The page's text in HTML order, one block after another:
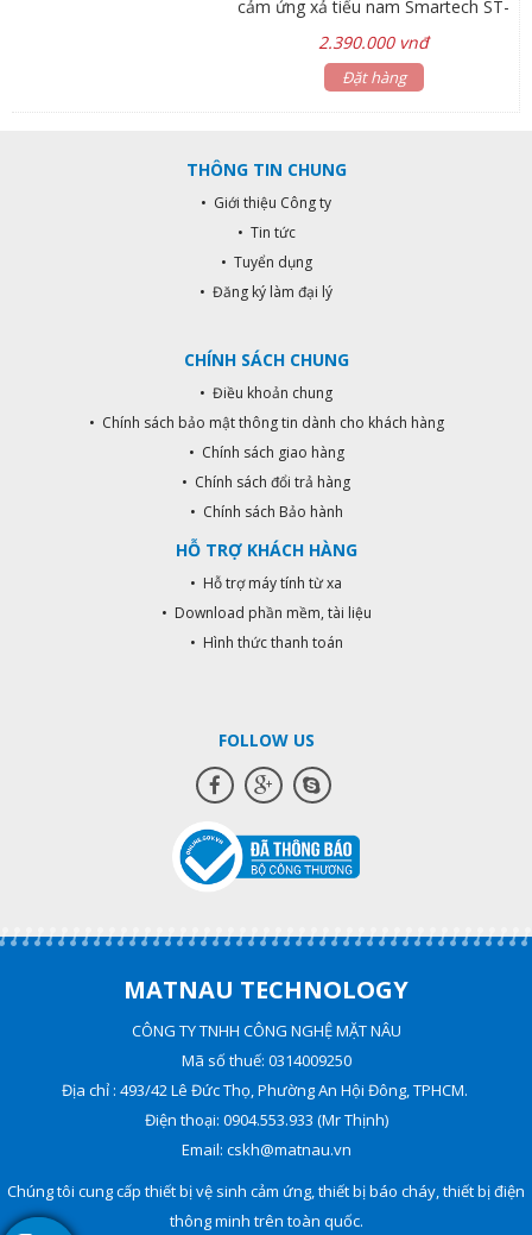
cảm ứng xả tiểu nam Smartech ST-
U400 hoạt động bằng công nghệ
cảm ứng hồng ngoại thông minh.
Với thiết bị này, bồn tiểu sẽ tự động
ST-U400 sử dụng cả pin và điện
đảm bảo cho thiết bị hoạt động
một cách liên tục ngay cả khi có sự
cố mất điện. Vỏ ngoài được thiết kế
thẩm mỹ và sang trọng, làm bằng
inox siêu bền. Công nghệ hybrid
biệt, với giá rẻ như van xả thủ công,
nhà vệ sinh gia đình, nơi công cộng
đã có thể trở nên thông minh, hiện
đại hơn, mang đến sự tiện nghi và
thoải mái.
2.390.000 vnđ
Đặt hàng
THÔNG TIN CHUNG
• Giới thiệu Công ty
• Tin tức
• Tuyển dụng
• Đăng ký làm đại lý
CHÍNH SÁCH CHUNG
• Điều khoản chung
• Chính sách bảo mật thông tin dành cho khách hàng
• Chính sách giao hàng
• Chính sách đổi trả hàng
• Chính sách Bảo hành
HỖ TRỢ KHÁCH HÀNG
• Hỗ trợ máy tính từ xa
• Download phần mềm, tài liệu
• Hình thức thanh toán
FOLLOW US
MATNAU TECHNOLOGY
CÔNG TY TNHH CÔNG NGHỆ MẶT NÂU
Mã số thuế: 0314009250
Địa chỉ : 493/42 Lê Đức Thọ, Phường An Hội Đông, TPHCM.
Điện thoại: 0904.553.933 (Mr Thịnh)
Email: cskh@matnau.vn
Chúng tôi cung cấp thiết bị vệ sinh cảm ứng, thiết bị báo cháy, thiết bị điện
thông minh trên toàn quốc.